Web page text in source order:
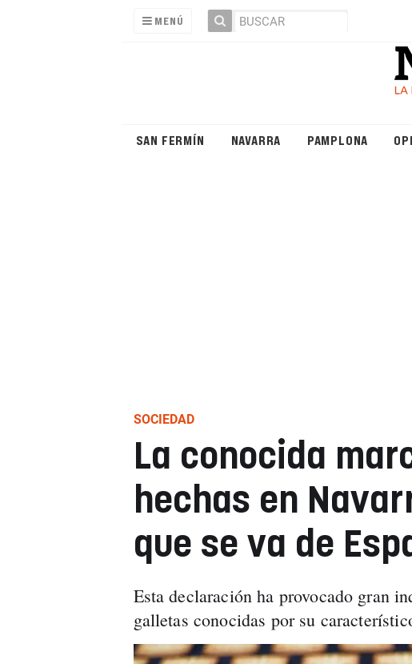
MENÚ
SAN FERMÍN NAVARRA PAMPLONA
SOCIEDAD
La conocida
hechas en
que se va de
Esta declaración ha provocado gran
galletas conocidas por su